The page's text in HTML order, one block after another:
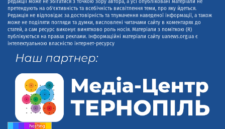
редакції може не збігатися з точкою зору автора, а усі опубліковані матеріали не
претендують на об'єктивність та всебічність висвітлення теми, про яку йдеться.
Редакція не відповідає за достовірність та тлумачення наведеної інформації, а також
може не поділяти погляди та думки, висловлені читачами сайту в коментарях до
статей, а сам ресурс виконує винятково роль носія. Матеріали з поміткою (R)
публікуються на правах реклами. Інформаційні матеріали сайту uanews.org.ua є
інтелектуальною власністю інтернет-ресурсу